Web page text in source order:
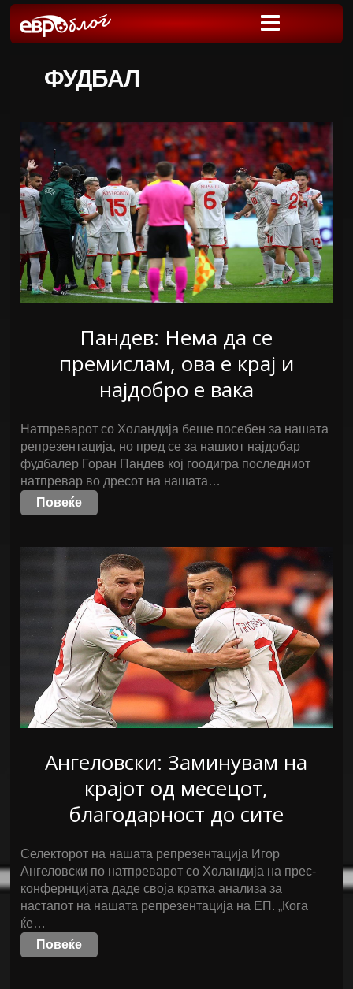
ФУДБАЛ
Пандев: Нема да се
премислам, ова е крај и
најдобро е вака
Натпреварот со Холандија беше посебен за нашата
репрезентација, но пред се за нашиот најдобар
фудбалер Горан Пандев кој гоодигра последниот
натпревар во дресот на нашата…
Повеќе
Ангеловски: Заминувам на
крајот од месецот,
благодарност до сите
Селекторот на нашата репрезентација Игор
Ангеловски по натпреварот со Холандија на прес-
конфернцијата даде своја кратка анализа за
настапот на нашата репрезентација на ЕП. „Кога
ќе…
Повеќе